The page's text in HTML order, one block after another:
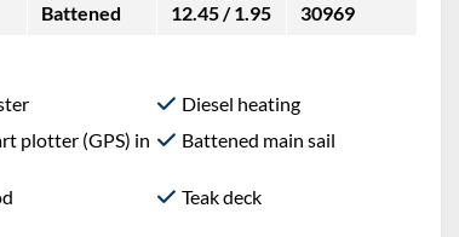
Battened
12.45 / 1.95
30969
Diesel heating
plotter (GPS) in
Battened main sail
Teak deck